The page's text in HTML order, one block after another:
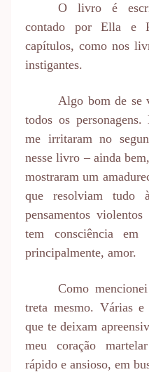
O livro é
contado por Ella e
capítulos, como nos
instigantes.
Algo bom de se
todos os
me irritaram no
nesse livro – ainda
mostraram um
que resolviam tudo
pensamentos
tem consciência em
principalmente, amor.
Como
treta mesmo. Várias e
que te deixam
meu coração
rápido e ansioso, em